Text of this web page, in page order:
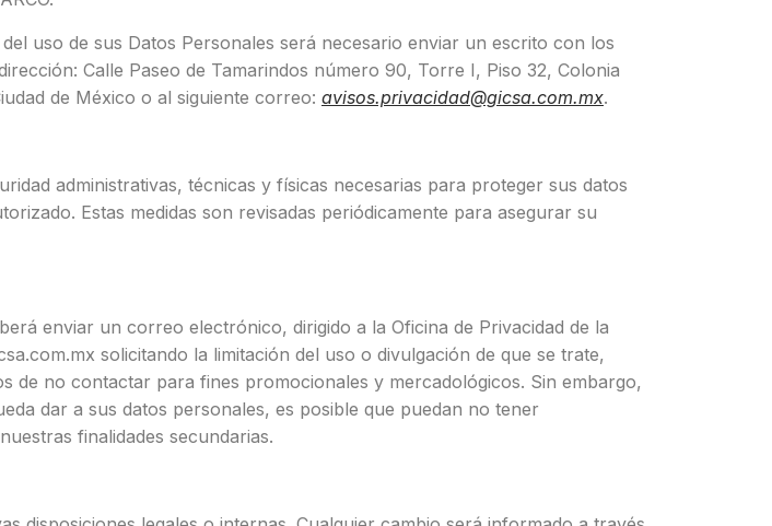
uso de sus Datos Personales será necesario enviar un escrito con los
Calle Paseo de Tamarindos número 90, Torre I, Piso 32, Colonia
de México o al siguiente correo: avisos.privacidad@gicsa.com.mx.
administrativas, técnicas y físicas necesarias para proteger sus datos
Estas medidas son revisadas periódicamente para asegurar su
enviar un correo electrónico, dirigido a la Oficina de Privacidad de la
solicitando la limitación del uso o divulgación de que se trate,
de no contactar para fines promocionales y mercadológicos. Sin embargo,
dar a sus datos personales, es posible que puedan no tener
finalidades secundarias.